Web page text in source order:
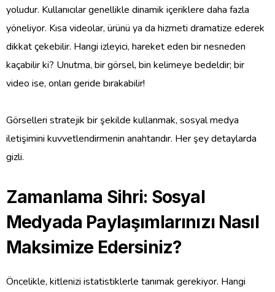
yoludur. Kullanıcılar genellikle dinamik içeriklere daha fazla
yöneliyor. Kısa videolar, ürünü ya da hizmeti dramatize ederek
dikkat çekebilir. Hangi izleyici, hareket eden bir nesneden
kaçabilir ki? Unutma, bir görsel, bin kelimeye bedeldir; bir
video ise, onları geride bırakabilir!
Görselleri stratejik bir şekilde kullanmak, sosyal medya
iletişimini kuvvetlendirmenin anahtarıdır. Her şey detaylarda
gizli.
Zamanlama Sihri: Sosyal
Medyada Paylaşımlarınızı Nasıl
Maksimize Edersiniz?
Öncelikle, kitlenizi istatistiklerle tanımak gerekiyor. Hangi